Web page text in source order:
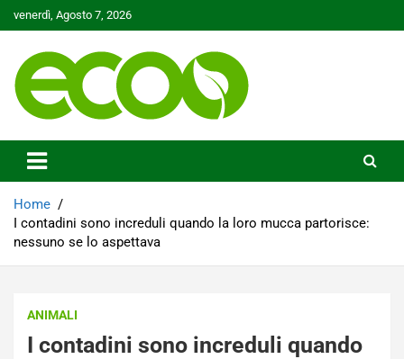
to
venerdì, Agosto 7, 2026
Ecoo.it
Home
I contadini sono increduli quando la loro mucca partorisce:
nessuno se lo aspettava
ANIMALI
I contadini sono increduli quando